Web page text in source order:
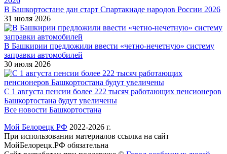
В Башкортостане дан старт Спартакиаде народов России 2026
31 июля 2026
В Башкирии предложили ввести «четно-нечетную» систему
заправки автомобилей
30 июля 2026
С 1 августа пенсии более 222 тысяч работающих пенсионеров
Башкортостана будут увеличены
Все новости Башкортостана
Мой Белорецк РФ 2022-2026 г.
При использовании материалов ссылка на сайт
МойБелорецк.РФ обязательна